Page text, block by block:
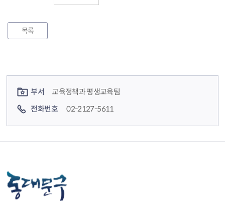
목록
부서
교육정책과 평생교육팀
전화번호
02-2127-5611